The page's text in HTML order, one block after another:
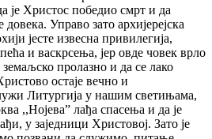
је Христос победио смрт и да
довека. Управо зато архијерејска
јесте извесна привилегија,
и васкрсења, јер овде човек врло
земаљско пролазно и да се лако
остаје вечно и
Литургија у нашим светињама,
,,Нојева” лађа спасења и да је
у заједници Христовој. Зато је